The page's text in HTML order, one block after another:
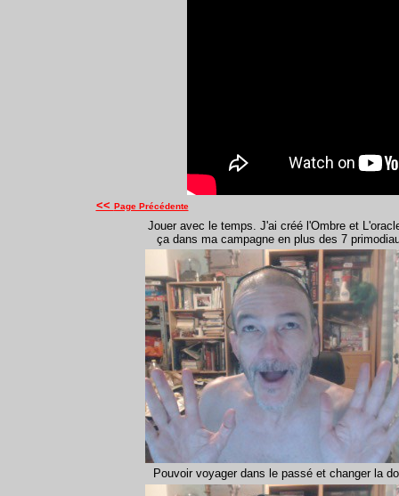
<< Page Précédente
Jouer avec le temps. J'ai créé l'Ombre et
ça dans ma campagne en plus des 7
Pouvoir voyager dans le passé et changer la